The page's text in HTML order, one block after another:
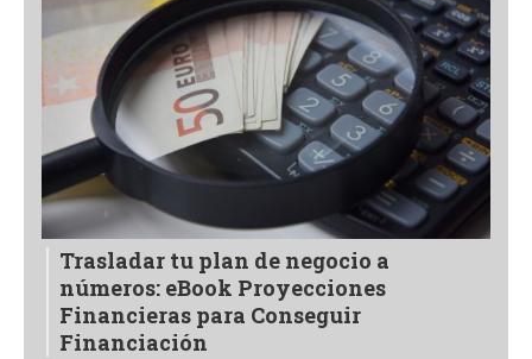
Trasladar tu plan de negocio a
números: eBook Proyecciones
Financieras para Conseguir
Financiación